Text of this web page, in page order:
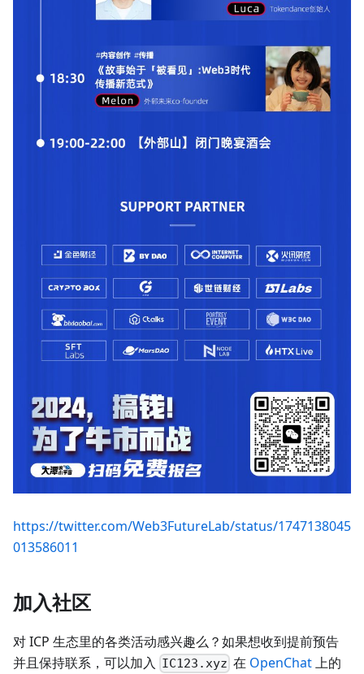
https://twitter.com/Web3FutureLab/status/1747138045
013586011
加入社区
对 ICP 生态里的各类活动感兴趣么？如果想收到提前预告
并且保持联系，可以加入 IC123.xyz 在 OpenChat上的